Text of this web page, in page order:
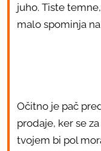
juho. Tiste
malo spominja
Očitno je pač
prodaje, ker se
tvojem bi pol